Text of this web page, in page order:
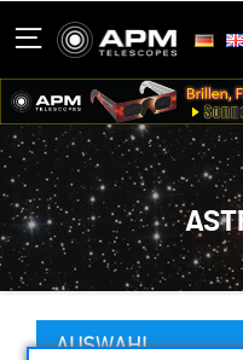
AUSWAHL